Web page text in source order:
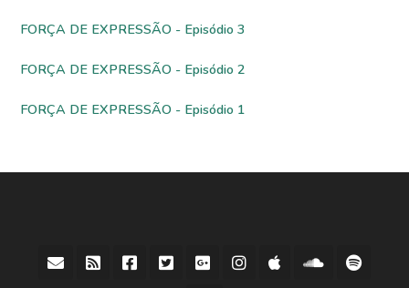
FORÇA DE EXPRESSÃO - Episódio 3
FORÇA DE EXPRESSÃO - Episódio 2
FORÇA DE EXPRESSÃO - Episódio 1